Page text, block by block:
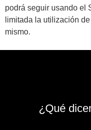
podrá seguir usando el
limitada la utilización
mismo.
¿Qué